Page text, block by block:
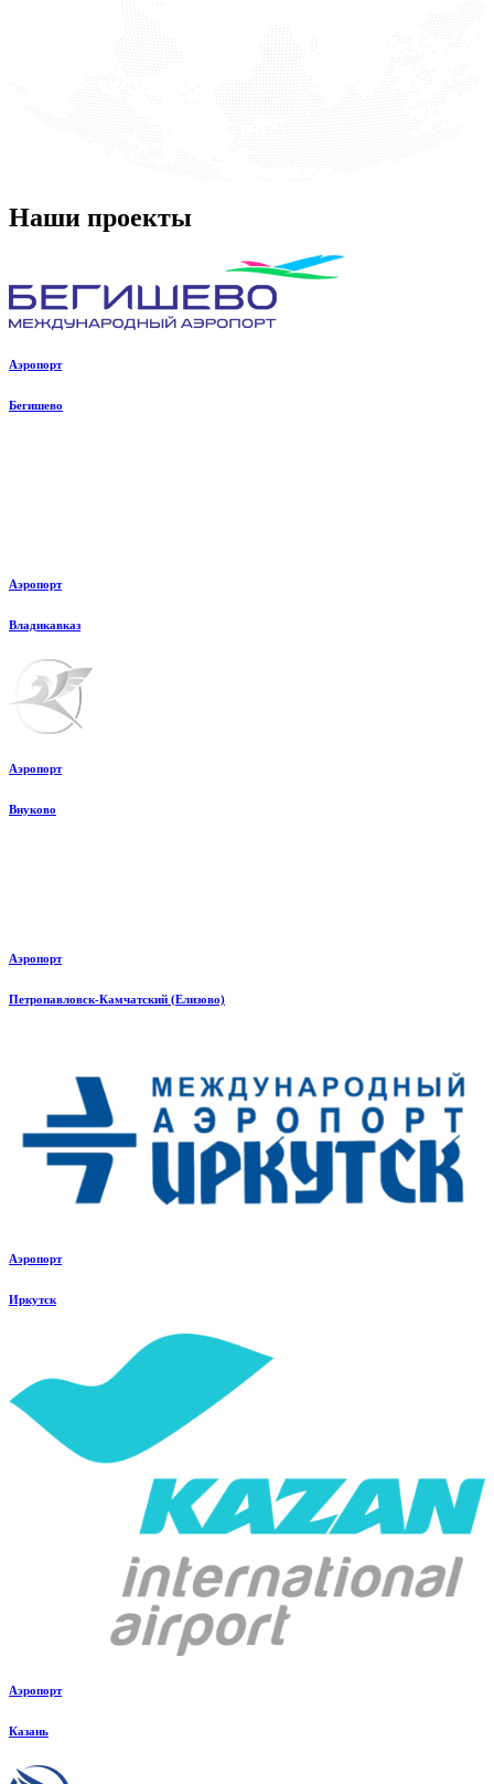
Наши проекты
Аэропорт
Бегишево
Аэропорт
Владикавказ
Аэропорт
Внуково
Аэропорт
Петропавловск-Камчатский (Елизово)
Аэропорт
Иркутск
Аэропорт
Казань